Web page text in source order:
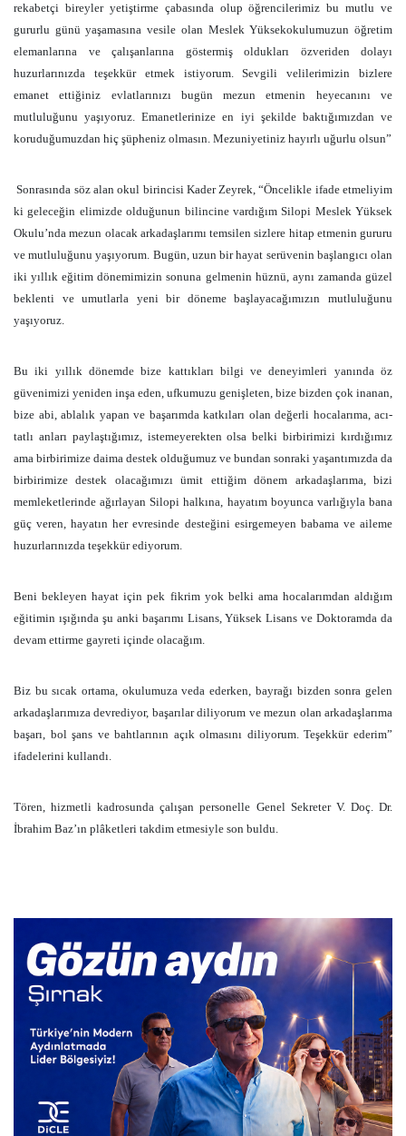
rekabetçi bireyler yetiştirme çabasında olup öğrencilerimiz bu mutlu ve
gururlu günü yaşamasına vesile olan Meslek Yüksekokulumuzun öğretim
elemanlarına ve çalışanlarına göstermiş oldukları özveriden dolayı
huzurlarınızda teşekkür etmek istiyorum. Sevgili velilerimizin bizlere
emanet ettiğiniz evlatlarınızı bugün mezun etmenin heyecanını ve
mutluluğunu yaşıyoruz. Emanetlerinize en iyi şekilde baktığımızdan ve
koruduğumuzdan hiç şüpheniz olmasın. Mezuniyetiniz hayırlı uğurlu olsun”
Sonrasında söz alan okul birincisi Kader Zeyrek, “Öncelikle ifade etmeliyim
ki geleceğin elimizde olduğunun bilincine vardığım Silopi Meslek Yüksek
Okulu’nda mezun olacak arkadaşlarımı temsilen sizlere hitap etmenin gururu
ve mutluluğunu yaşıyorum. Bugün, uzun bir hayat serüvenin başlangıcı olan
iki yıllık eğitim dönemimizin sonuna gelmenin hüznü, aynı zamanda güzel
beklenti ve umutlarla yeni bir döneme başlayacağımızın mutluluğunu
yaşıyoruz.
Bu iki yıllık dönemde bize kattıkları bilgi ve deneyimleri yanında öz
güvenimizi yeniden inşa eden, ufkumuzu genişleten, bize bizden çok inanan,
bize abi, ablalık yapan ve başarımda katkıları olan değerli hocalarıma, acı-
tatlı anları paylaştığımız, istemeyerekten olsa belki birbirimizi kırdığımız
ama birbirimize daima destek olduğumuz ve bundan sonraki yaşantımızda da
birbirimize destek olacağımızı ümit ettiğim dönem arkadaşlarıma, bizi
memleketlerinde ağırlayan Silopi halkına, hayatım boyunca varlığıyla bana
güç veren, hayatın her evresinde desteğini esirgemeyen babama ve aileme
huzurlarınızda teşekkür ediyorum.
Beni bekleyen hayat için pek fikrim yok belki ama hocalarımdan aldığım
eğitimin ışığında şu anki başarımı Lisans, Yüksek Lisans ve Doktoramda da
devam ettirme gayreti içinde olacağım.
Biz bu sıcak ortama, okulumuza veda ederken, bayrağı bizden sonra gelen
arkadaşlarımıza devrediyor, başarılar diliyorum ve mezun olan arkadaşlarıma
başarı, bol şans ve bahtlarının açık olmasını diliyorum. Teşekkür ederim”
ifadelerini kullandı.
Tören, hizmetli kadrosunda çalışan personelle Genel Sekreter V. Doç. Dr.
İbrahim Baz’ın plâketleri takdim etmesiyle son buldu.